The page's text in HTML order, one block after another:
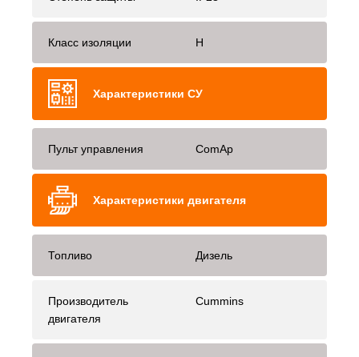
Класс изоляции H
Характеристики СУ
Пульт управления ComAp
Характеристики двигателя
Топливо Дизель
Производитель
двигателя
Cummins